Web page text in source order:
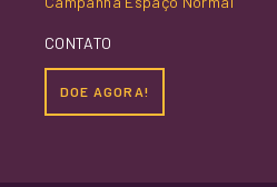
CONTATO
DOE AGORA!